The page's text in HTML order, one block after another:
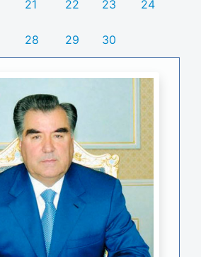
21 22 23 24
28 29 30